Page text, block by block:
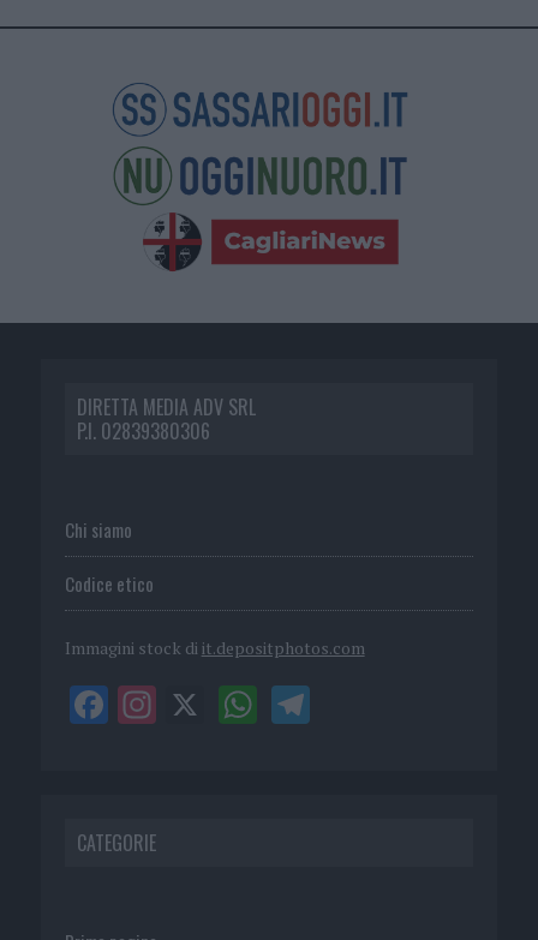
DIRETTA MEDIA ADV SRL
P.I. 02839380306
Chi siamo
Codice etico
Immagini stock di it.depositphotos.com
CATEGORIE